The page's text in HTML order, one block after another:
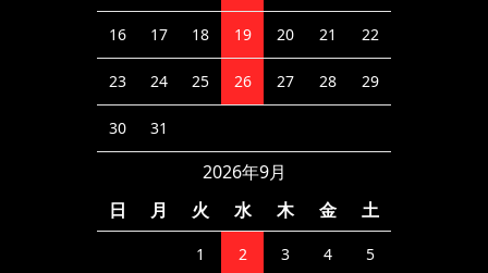
16 17 18 19 20 21 22
23 24 25 26 27 28 29
30 31
2026年9月
日
月 火 水 木 金 土
1 2 3 4 5